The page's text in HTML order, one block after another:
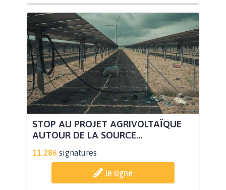
STOP AU PROJET AGRIVOLTAÏQUE
AUTOUR DE LA SOURCE...
11.286 signatures
Je signe